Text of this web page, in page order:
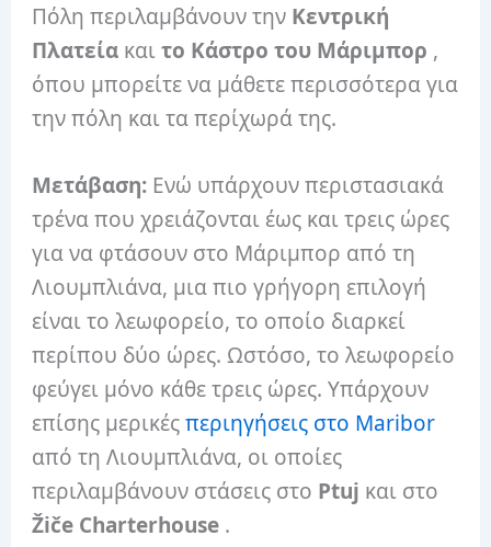
Πόλη περιλαμβάνουν την Κεντρική
Πλατεία καιτο Κάστρο του Μάριμπορ ,
όπου μπορείτε να μάθετε περισσότερα για
την πόλη και τα περίχωρά της.
Μετάβαση: Ενώ υπάρχουν περιστασιακά
τρένα που χρειάζονται έως και τρεις ώρες
για να φτάσουν στο Μάριμπορ από τη
Λιουμπλιάνα, μια πιο γρήγορη επιλογή
είναι το λεωφορείο, το οποίο διαρκεί
περίπου δύο ώρες. Ωστόσο, το λεωφορείο
φεύγει μόνο κάθε τρεις ώρες. Υπάρχουν
επίσης μερικέςπεριηγήσεις στο Maribor
από τη Λιουμπλιάνα, οι οποίες
περιλαμβάνουν στάσεις στο Ptuj και στο
Žiče Charterhouse .